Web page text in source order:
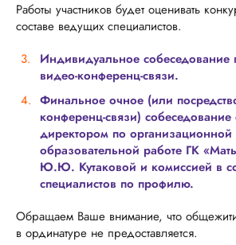
Работы участников будет оценивать
составе ведущих специалистов.
Индивидуальное собеседование
видео-конференц-связи.
Финальное очное (или
конференц-связи)
директором по организационной
образовательной работе ГК
Ю.Ю. Кутаковой и комиссией в
специалистов по профилю.
Обращаем Ваше внимание, что
в ординатуре не предоставляется.